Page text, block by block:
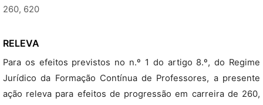
260, 620
RELEVA
Para os efeitos previstos no n.º 1 do artigo 8.º, do Regime
Jurídico da Formação Contínua de Professores, a presente
ação releva para efeitos de progressão em carreira de 260,